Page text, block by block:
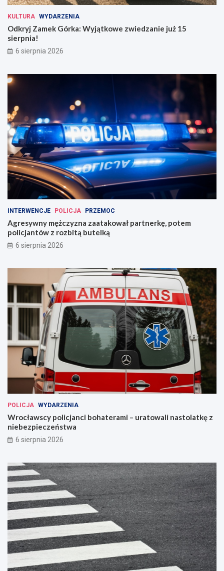
KULTURA WYDARZENIA
Odkryj Zamek Górka: Wyjątkowe zwiedzanie już 15
sierpnia!
6 sierpnia 2026
INTERWENCJE POLICJA PRZEMOC
Agresywny mężczyzna zaatakował partnerkę, potem
policjantów z rozbitą butelką
6 sierpnia 2026
POLICJA WYDARZENIA
Wrocławscy policjanci bohaterami – uratowali nastolatkę z
niebezpieczeństwa
6 sierpnia 2026